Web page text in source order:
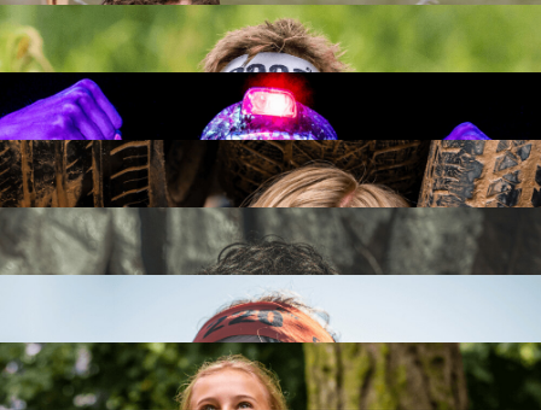
RUNMAGEDDON
50 PRZESZKÓD
12 KM+
NOCNY REKRUT (½)
30 PRZESZKÓD
6 KM+
INTRO U-16
15 PRZESZKÓD
3 KM+
RUNMAGEDDON HARDCORE
70 PRZESZKÓD
21 KM+
42 KM+
FAMILY
15 PRZESZKÓD
2 KM+